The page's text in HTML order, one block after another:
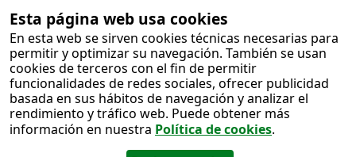
Esta página web usa cookies
En esta web se sirven cookies técnicas necesarias para
permitir y optimizar su navegación. También se usan
cookies de terceros con el fin de permitir
funcionalidades de redes sociales, ofrecer publicidad
basada en sus hábitos de navegación y analizar el
rendimiento y tráfico web. Puede obtener más
información en nuestra Política de cookies.